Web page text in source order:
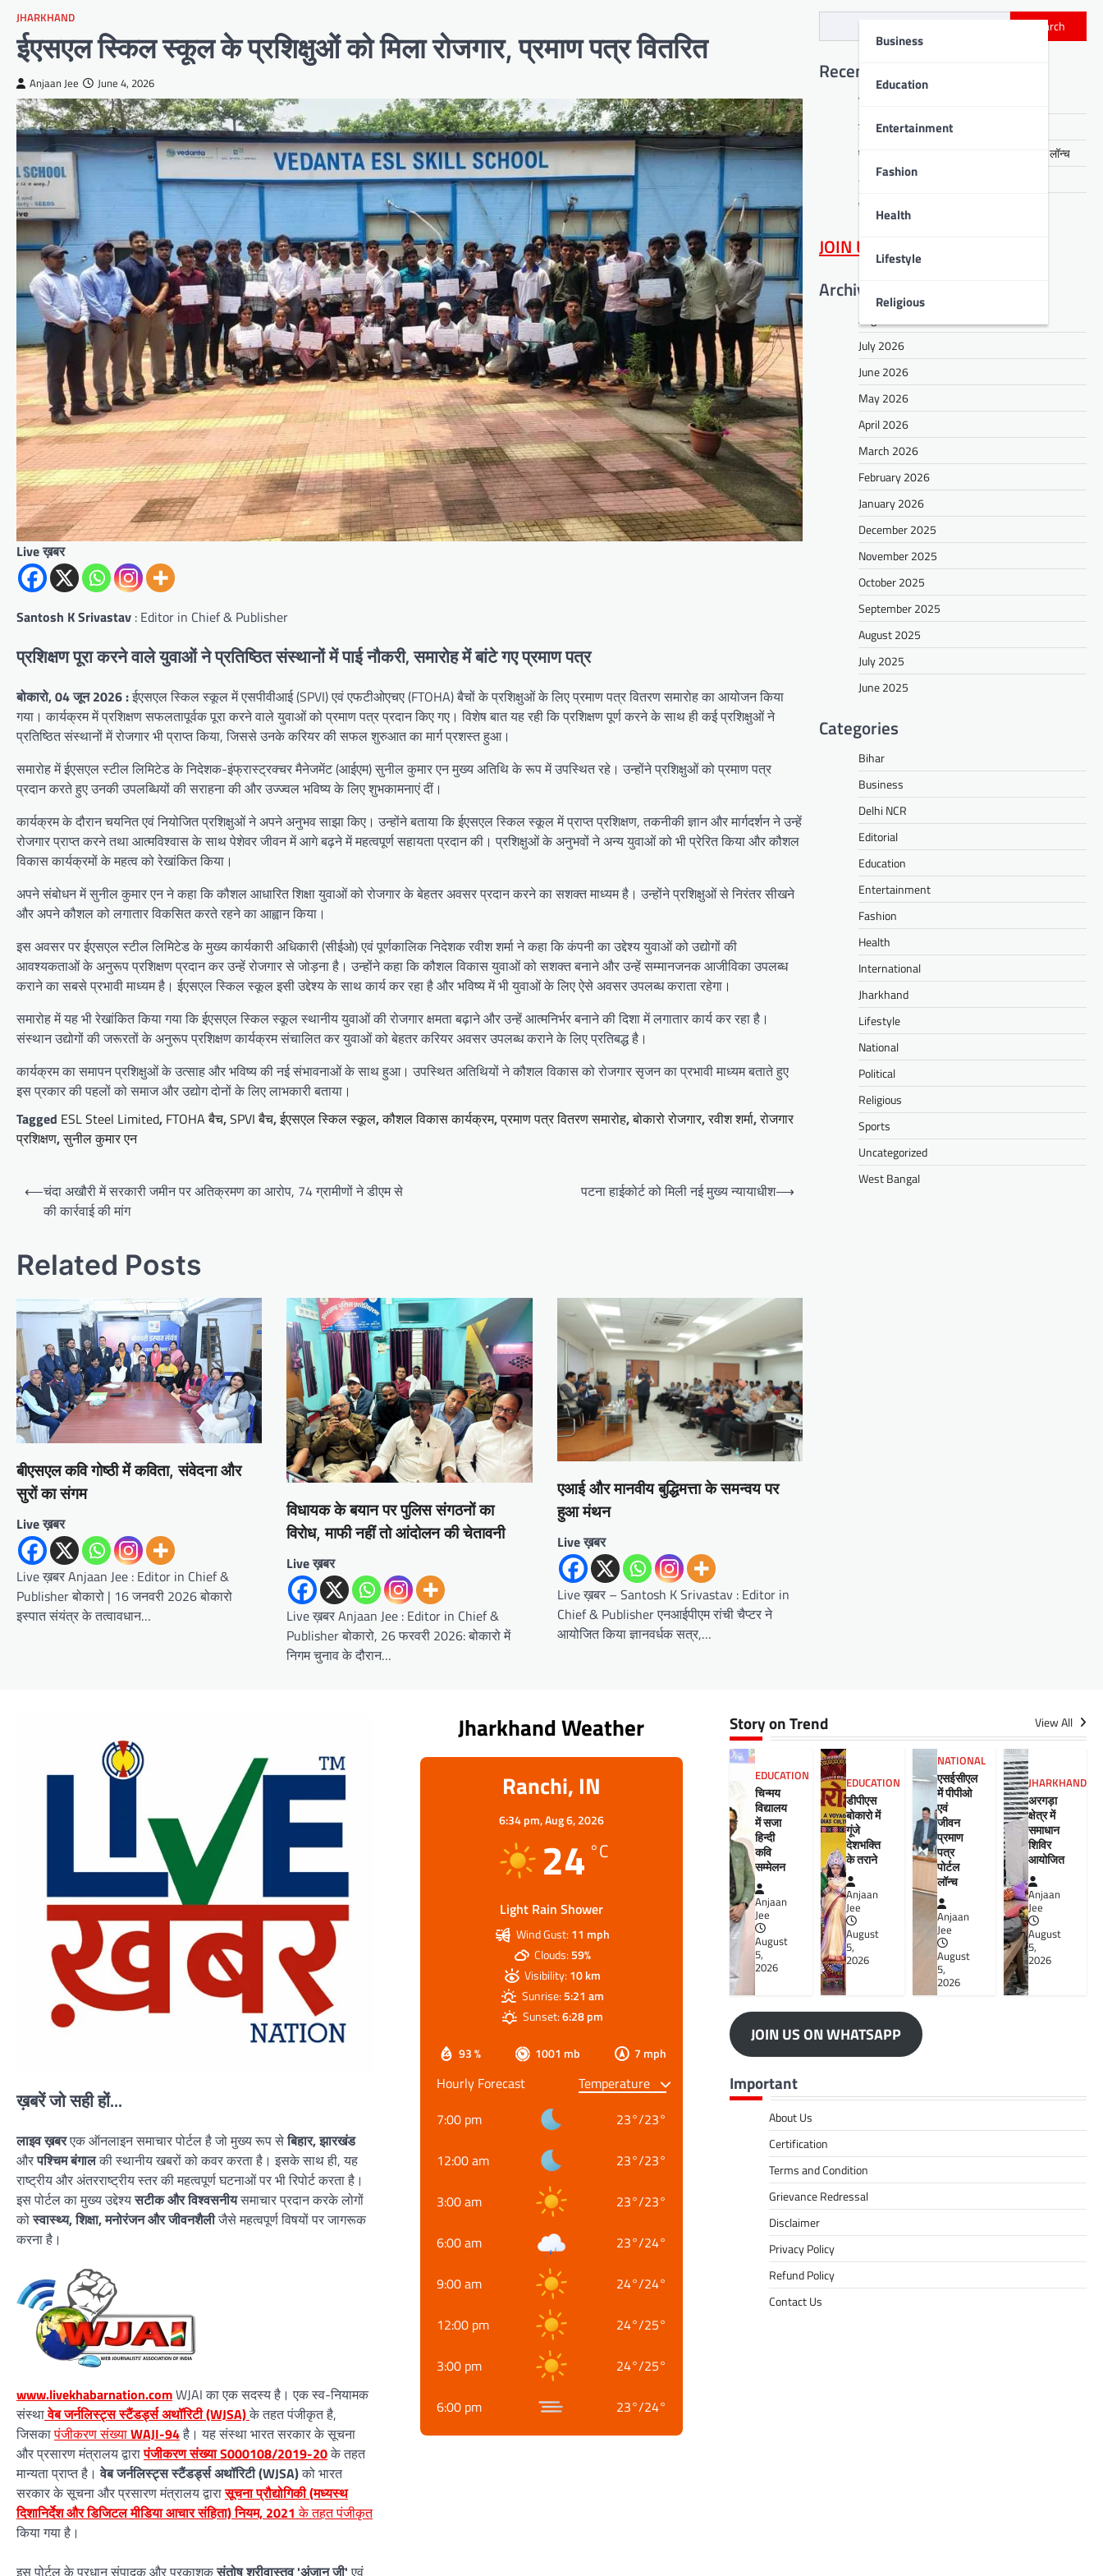
Business
Education
Entertainment
Fashion
Health
Lifestyle
Religious
JHARKHAND
ईएसएल स्किल स्कूल के प्रशिक्षुओं को मिला रोजगार, प्रमाण पत्र वितरित
Anjaan Jee June 4, 2026
Live ख़बर
Santosh K Srivastav : Editor in Chief & Publisher
प्रशिक्षण पूरा करने वाले युवाओं ने प्रतिष्ठित संस्थानों में पाई नौकरी, समारोह में बांटे गए प्रमाण पत्र
बोकारो, 04 जून 2026 :ईएसएल स्किल स्कूल में एसपीवीआई (SPVI) एवं एफटीओएचए (FTOHA) बैचों के प्रशिक्षुओं के लिए प्रमाण पत्र वितरण समारोह का आयोजन किया
गया। कार्यक्रम में प्रशिक्षण सफलतापूर्वक पूरा करने वाले युवाओं को प्रमाण पत्र प्रदान किए गए। विशेष बात यह रही कि प्रशिक्षण पूर्ण करने के साथ ही कई प्रशिक्षुओं ने
प्रतिष्ठित संस्थानों में रोजगार भी प्राप्त किया, जिससे उनके करियर की सफल शुरुआत का मार्ग प्रशस्त हुआ।
समारोह में ईएसएल स्टील लिमिटेड के निदेशक-इंफ्रास्ट्रक्चर मैनेजमेंट (आईएम) सुनील कुमार एन मुख्य अतिथि के रूप में उपस्थित रहे। उन्होंने प्रशिक्षुओं को प्रमाण पत्र
प्रदान करते हुए उनकी उपलब्धियों की सराहना की और उज्ज्वल भविष्य के लिए शुभकामनाएं दीं।
कार्यक्रम के दौरान चयनित एवं नियोजित प्रशिक्षुओं ने अपने अनुभव साझा किए। उन्होंने बताया कि ईएसएल स्किल स्कूल में प्राप्त प्रशिक्षण, तकनीकी ज्ञान और मार्गदर्शन ने उन्हें
रोजगार प्राप्त करने तथा आत्मविश्वास के साथ पेशेवर जीवन में आगे बढ़ने में महत्वपूर्ण सहायता प्रदान की। प्रशिक्षुओं के अनुभवों ने अन्य युवाओं को भी प्रेरित किया और कौशल
विकास कार्यक्रमों के महत्व को रेखांकित किया।
अपने संबोधन में सुनील कुमार एन ने कहा कि कौशल आधारित शिक्षा युवाओं को रोजगार के बेहतर अवसर प्रदान करने का सशक्त माध्यम है। उन्होंने प्रशिक्षुओं से निरंतर सीखने
और अपने कौशल को लगातार विकसित करते रहने का आह्वान किया।
इस अवसर पर ईएसएल स्टील लिमिटेड के मुख्य कार्यकारी अधिकारी (सीईओ) एवं पूर्णकालिक निदेशक रवीश शर्मा ने कहा कि कंपनी का उद्देश्य युवाओं को उद्योगों की
आवश्यकताओं के अनुरूप प्रशिक्षण प्रदान कर उन्हें रोजगार से जोड़ना है। उन्होंने कहा कि कौशल विकास युवाओं को सशक्त बनाने और उन्हें सम्मानजनक आजीविका उपलब्ध
कराने का सबसे प्रभावी माध्यम है। ईएसएल स्किल स्कूल इसी उद्देश्य के साथ कार्य कर रहा है और भविष्य में भी युवाओं के लिए ऐसे अवसर उपलब्ध कराता रहेगा।
समारोह में यह भी रेखांकित किया गया कि ईएसएल स्किल स्कूल स्थानीय युवाओं की रोजगार क्षमता बढ़ाने और उन्हें आत्मनिर्भर बनाने की दिशा में लगातार कार्य कर रहा है।
संस्थान उद्योगों की जरूरतों के अनुरूप प्रशिक्षण कार्यक्रम संचालित कर युवाओं को बेहतर करियर अवसर उपलब्ध कराने के लिए प्रतिबद्ध है।
कार्यक्रम का समापन प्रशिक्षुओं के उत्साह और भविष्य की नई संभावनाओं के साथ हुआ। उपस्थित अतिथियों ने कौशल विकास को रोजगार सृजन का प्रभावी माध्यम बताते हुए
इस प्रकार की पहलों को समाज और उद्योग दोनों के लिए लाभकारी बताया।
Tagged ESL Steel Limited, FTOHA बैच,SPVI बैच,ईएसएल स्किल स्कूल,कौशल विकास कार्यक्रम,प्रमाण पत्र वितरण समारोह,बोकारो रोजगार,रवीश शर्मा,रोजगार
प्रशिक्षण,सुनील कुमार एन
Post
navigation
⟵चंदा अखौरी में सरकारी जमीन पर अतिक्रमण का आरोप, 74 ग्रामीणों ने डीएम से
की कार्रवाई की मांग
पटना हाईकोर्ट को मिली नई मुख्य न्यायाधीश⟶
Related Posts
बीएसएल कवि गोष्ठी में कविता, संवेदना और
सुरों का संगम
Live ख़बर
Live ख़बर Anjaan Jee : Editor in Chief &
Publisher बोकारो | 16 जनवरी 2026 बोकारो
इस्पात संयंत्र के तत्वावधान…
विधायक के बयान पर पुलिस संगठनों का
विरोध, माफी नहीं तो आंदोलन की चेतावनी
Live ख़बर
Live ख़बर Anjaan Jee : Editor in Chief &
Publisher बोकारो, 26 फरवरी 2026: बोकारो में
निगम चुनाव के दौरान…
एआई और मानवीय बुद्धिमत्ता के समन्वय पर
हुआ मंथन
Live ख़बर
Live ख़बर – Santosh K Srivastav : Editor in
Chief & Publisher एनआईपीएम रांची चैप्टर ने
आयोजित किया ज्ञानवर्धक सत्र,…
Search
Recent Posts
चिन्मय विद्यालय में सजा हिन्दी कवि सम्मेलन
डीपीएस बोकारो में गूंजे देशभक्ति के तराने
एसईसीएल में पीपीओ एवं जीवन प्रमाण पत्र पोर्टल लॉन्च
अरगड़ा क्षेत्र में समाधान शिविर आयोजित
सीसीएल में एचसीएम मॉड्यूल पर प्रशिक्षण
JOIN US
Archives
August 2026
July 2026
June 2026
May 2026
April 2026
March 2026
February 2026
January 2026
December 2025
November 2025
October 2025
September 2025
August 2025
July 2025
June 2025
Categories
Bihar
Business
Delhi NCR
Editorial
Education
Entertainment
Fashion
Health
International
Jharkhand
Lifestyle
National
Political
Religious
Sports
Uncategorized
West Bangal
ख़बरें जो सही हों...
लाइव ख़बरएक ऑनलाइन समाचार पोर्टल है जो मुख्य रूप सेबिहार, झारखंड
औरपश्चिम बंगालकी स्थानीय खबरों को कवर करता है। इसके साथ ही, यह
राष्ट्रीय और अंतरराष्ट्रीय स्तर की महत्वपूर्ण घटनाओं पर भी रिपोर्ट करता है।
इस पोर्टल का मुख्य उद्देश्यसटीक और विश्वसनीयसमाचार प्रदान करके लोगों
कोस्वास्थ्य, शिक्षा, मनोरंजन और जीवनशैलीजैसे महत्वपूर्ण विषयों पर जागरूक
करना है।
www.livekhabarnation.comWJAI का एक सदस्य है। एक स्व-नियामक
संस्थावेब जर्नलिस्ट्स स्टैंडर्ड्स अथॉरिटी (WJSA)के तहत पंजीकृत है,
जिसकापंजीकरण संख्याWAJI-94है। यह संस्था भारत सरकार के सूचना
और प्रसारण मंत्रालय द्वारापंजीकरण संख्या S000108/2019-20के तहत
मान्यता प्राप्त है।वेब जर्नलिस्ट्स स्टैंडर्ड्स अथॉरिटी (WJSA)को भारत
सरकार के सूचना और प्रसारण मंत्रालय द्वारासूचना प्रौद्योगिकी (मध्यस्थ
दिशानिर्देश और डिजिटल मीडिया आचार संहिता) नियम, 2021 के तहत पंजीकृत
किया गया है।
इस पोर्टल के प्रधान संपादक और प्रकाशकसंतोष श्रीवास्तव 'अंजान जी'एवं
Jharkhand Weather
Ranchi, IN
6:34 pm,Aug 6, 2026
24 °C
Light Rain Shower
93 % 1001 mb 7 mph
Wind Gust: 11 mph
Clouds:59%
Visibility:10 km
Sunrise:5:21 am
Sunset:6:28 pm
Hourly Forecast
7:00 pm
23°/23°
12:00 am 23°/23°
3:00 am 23°/23°
6:00 am 23°/24°
9:00 am 24°/24°
12:00 pm 24°/25°
3:00 pm 24°/25°
6:00 pm 23°/24°
Story on Trend View All
EDUCATION
चिन्मय
विद्यालय
में सजा
हिन्दी
कवि
सम्मेलन
Anjaan
Jee
August
5,
2026
EDUCATION
डीपीएस
बोकारो में
गूंजे
देशभक्ति
के तराने
Anjaan
Jee
August
5,
2026
NATIONAL
एसईसीएल
में पीपीओ
एवं
जीवन
प्रमाण
पत्र
पोर्टल
लॉन्च
Anjaan
Jee
August
5,
2026
JHARKHAND
अरगड़ा
क्षेत्र में
समाधान
शिविर
आयोजित
Anjaan
Jee
August
5,
2026
JOIN US ON WHATSAPP
Important
About Us
Certification
Terms and Condition
Grievance Redressal
Disclaimer
Privacy Policy
Refund Policy
Contact Us